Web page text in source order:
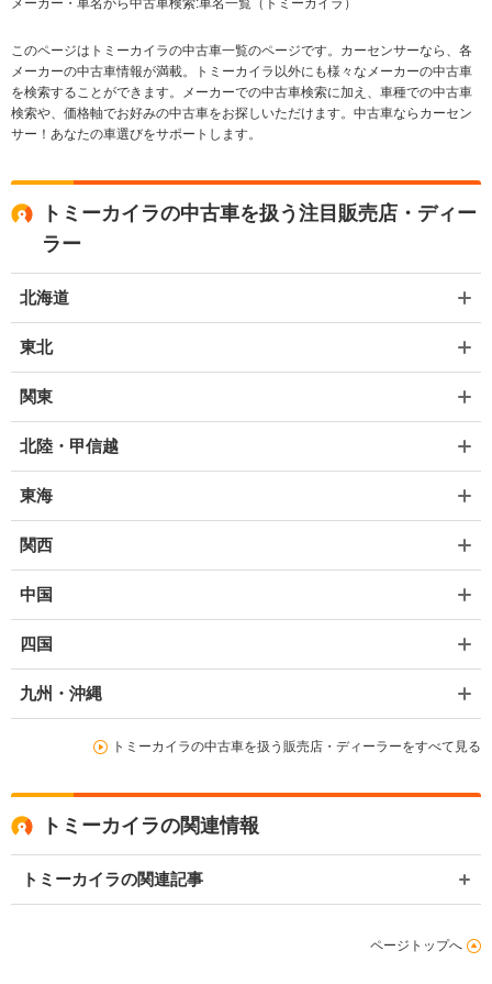
メーカー・車名から中古車検索:車名一覧（トミーカイラ）
このページはトミーカイラの中古車一覧のページです。カーセンサーなら、各
メーカーの中古車情報が満載。トミーカイラ以外にも様々なメーカーの中古車
を検索することができます。メーカーでの中古車検索に加え、車種での中古車
検索や、価格軸でお好みの中古車をお探しいただけます。中古車ならカーセン
サー！あなたの車選びをサポートします。
トミーカイラの中古車を扱う注目販売店・ディー
ラー
北海道
東北
関東
北陸・甲信越
東海
関西
中国
四国
九州・沖縄
トミーカイラの中古車を扱う販売店・ディーラーをすべて見る
トミーカイラの関連情報
トミーカイラの関連記事
ページトップへ